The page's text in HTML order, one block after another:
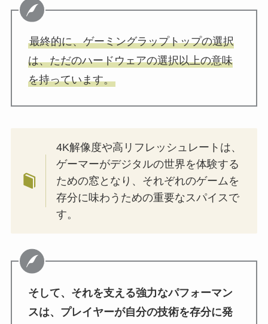
最終的に、ゲーミングラップトップの選択
は、ただのハードウェアの選択以上の意味
を持っています。
4K解像度や高リフレッシュレートは、
ゲーマーがデジタルの世界を体験する
ための窓となり、それぞれのゲームを
存分に味わうための重要なスパイスで
す。
そして、それを支える強力なパフォーマン
スは、プレイヤーが自分の技術を存分に発